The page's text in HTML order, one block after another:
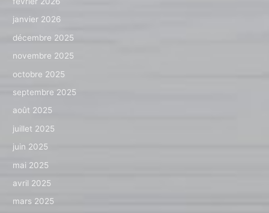
janvier 2026
décembre 2025
novembre 2025
octobre 2025
septembre 2025
août 2025
juillet 2025
juin 2025
mai 2025
avril 2025
mars 2025